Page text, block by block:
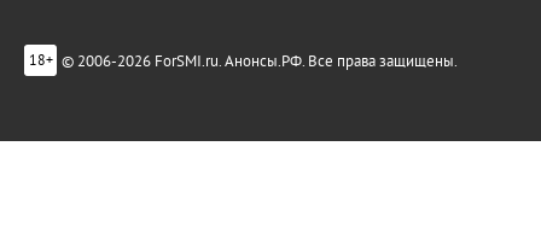
18+ © 2006-2026 ForSMI.ru. Анонсы.РФ. Все права защищены.